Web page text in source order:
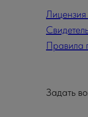
Правила
Задать